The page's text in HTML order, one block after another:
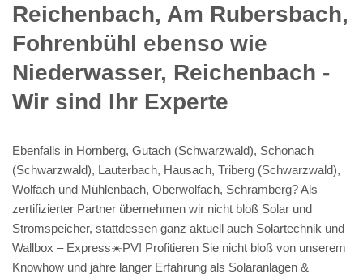
Reichenbach, Am Rubersbach,
Fohrenbühl ebenso wie
Niederwasser, Reichenbach -
Wir sind Ihr Experte
Ebenfalls in Hornberg, Gutach (Schwarzwald), Schonach
(Schwarzwald), Lauterbach, Hausach, Triberg (Schwarzwald),
Wolfach und Mühlenbach, Oberwolfach, Schramberg? Als
zertifizierter Partner übernehmen wir nicht bloß Solar und
Stromspeicher, stattdessen ganz aktuell auch Solartechnik und
Wallbox – Express☀️PV️! Profitieren Sie nicht bloß von unserem
Knowhow und jahre langer Erfahrung als Solaranlagen &